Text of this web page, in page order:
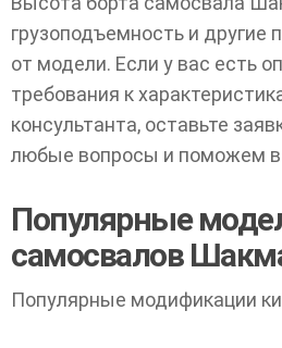
грузоподъемность и другие
от модели. Если у вас есть
требования к
консультанта, оставьте
любые вопросы и поможем
Популярные
самосвалов
Популярные модификации